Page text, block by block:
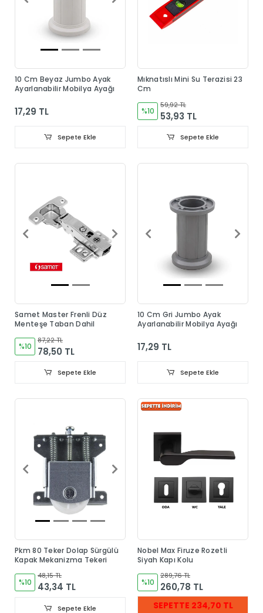
10 Cm Beyaz Jumbo Ayak
Ayarlanabilir Mobilya Ayağı
17,29 TL
Sepete Ekle
Mıknatıslı Mini Su Terazisi 23
Cm
%10
59,92 TL
53,93 TL
Sepete Ekle
Samet Master Frenli Düz
Menteşe Taban Dahil
%10
87,22 TL
78,50 TL
Sepete Ekle
10 Cm Gri Jumbo Ayak
Ayarlanabilir Mobilya Ayağı
17,29 TL
Sepete Ekle
Pkm 80 Teker Dolap Sürgülü
Kapak Mekanizma Tekeri
%10
48,15 TL
43,34 TL
Sepete Ekle
Nobel Max Firuze Rozetli
Siyah Kapı Kolu
%10
289,76 TL
260,78 TL
SEPETTE 234,70 TL